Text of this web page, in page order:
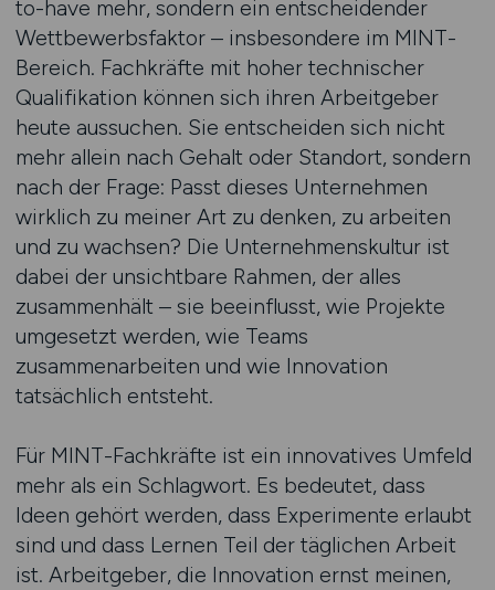
to-have mehr, sondern ein entscheidender
Wettbewerbsfaktor – insbesondere im MINT-
Bereich. Fachkräfte mit hoher technischer
Qualifikation können sich ihren Arbeitgeber
heute aussuchen. Sie entscheiden sich nicht
mehr allein nach Gehalt oder Standort, sondern
nach der Frage: Passt dieses Unternehmen
wirklich zu meiner Art zu denken, zu arbeiten
und zu wachsen? Die Unternehmenskultur ist
dabei der unsichtbare Rahmen, der alles
zusammenhält – sie beeinflusst, wie Projekte
umgesetzt werden, wie Teams
zusammenarbeiten und wie Innovation
tatsächlich entsteht.
Für MINT-Fachkräfte ist ein innovatives Umfeld
mehr als ein Schlagwort. Es bedeutet, dass
Ideen gehört werden, dass Experimente erlaubt
sind und dass Lernen Teil der täglichen Arbeit
ist. Arbeitgeber, die Innovation ernst meinen,